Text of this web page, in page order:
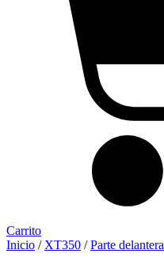
Carrito
Inicio / XT350 /Parte delantera